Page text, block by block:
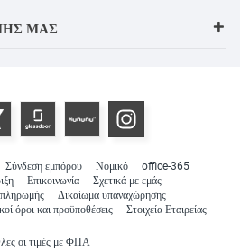
ΜΑΣ
Σύνδεση εμπόρου Νομικό
office-365
Επικοινωνία
Σχετικά με εμάς
Δικαίωμα υπαναχώρησης
όροι και προϋποθέσεις Στοιχεία Εταιρείας
οι τιμές με ΦΠΑ